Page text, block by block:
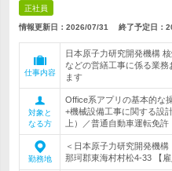
正社員
情報更新日：2026/07/31 終了予定日：
仕事内容
日本原子力研究開発機構
などの営繕工事に係る業務
ます
対象と
なる方
Office系アプリの基本的な
+機械設備工事に関する設
上）／普通自動車運転免許
勤務地
＜日本原子力研究開発機
那珂郡東海村村松4-33 【